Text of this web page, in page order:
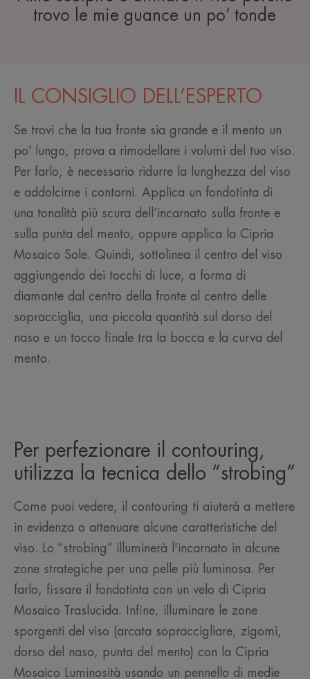
trovo le mie guance un po’ tonde
IL CONSIGLIO DELL’ESPERTO
Se trovi che la tua fronte sia grande e il mento un
po’ lungo, prova a rimodellare i volumi del tuo viso.
Per farlo, è necessario ridurre la lunghezza del viso
e addolcirne i contorni. Applica un fondotinta di
una tonalità più scura dell’incarnato sulla fronte e
sulla punta del mento, oppure applica la Cipria
Mosaico Sole. Quindi, sottolinea il centro del viso
aggiungendo dei tocchi di luce, a forma di
diamante dal centro della fronte al centro delle
sopracciglia, una piccola quantità sul dorso del
naso e un tocco finale tra la bocca e la curva del
mento.
Per perfezionare il contouring,
utilizza la tecnica dello “strobing”
Come puoi vedere, il contouring ti aiuterà a mettere
in evidenza o attenuare alcune caratteristiche del
viso. Lo “strobing” illuminerà l'incarnato in alcune
zone strategiche per una pelle più luminosa. Per
farlo, fissare il fondotinta con un velo di Cipria
Mosaico Traslucida. Infine, illuminare le zone
sporgenti del viso (arcata sopraccigliare, zigomi,
dorso del naso, punta del mento) con la Cipria
Mosaico Luminosità usando un pennello di medie